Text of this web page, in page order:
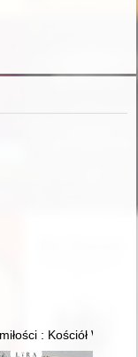
Diecezji
Polski, Litwy,
: Kościół